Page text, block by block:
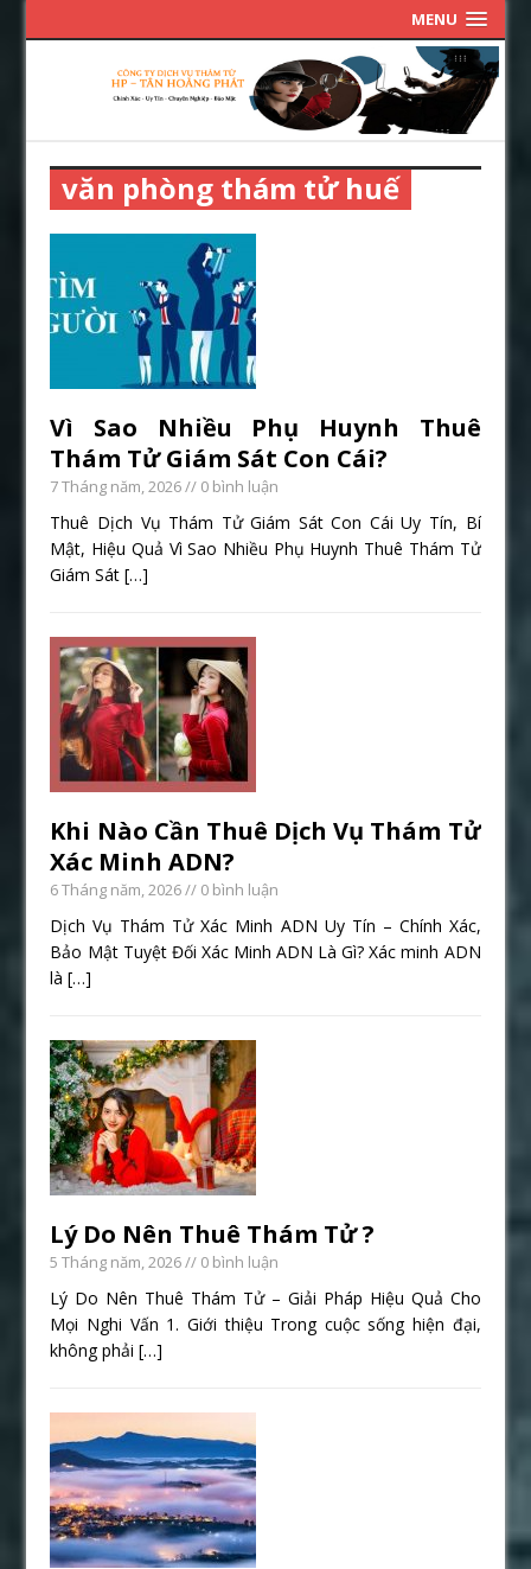
MENU
văn phòng thám tử huế
Vì Sao Nhiều Phụ Huynh Thuê
Thám Tử Giám Sát Con Cái?
7 Tháng năm, 2026// 0 bình luận
Thuê Dịch Vụ Thám Tử Giám Sát Con Cái Uy Tín, Bí
Mật, Hiệu Quả Vì Sao Nhiều Phụ Huynh Thuê Thám Tử
Giám Sát[…]
Khi Nào Cần Thuê Dịch Vụ Thám Tử
Xác Minh ADN?
6 Tháng năm, 2026// 0 bình luận
Dịch Vụ Thám Tử Xác Minh ADN Uy Tín – Chính Xác,
Bảo Mật Tuyệt Đối Xác Minh ADN Là Gì? Xác minh ADN
là[…]
Lý Do Nên Thuê Thám Tử ?
5 Tháng năm, 2026// 0 bình luận
Lý Do Nên Thuê Thám Tử – Giải Pháp Hiệu Quả Cho
Mọi Nghi Vấn 1. Giới thiệu Trong cuộc sống hiện đại,
không phải[…]